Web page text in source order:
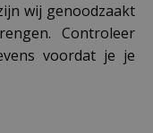
wij genoodzaakt
Controleer
voordat je je